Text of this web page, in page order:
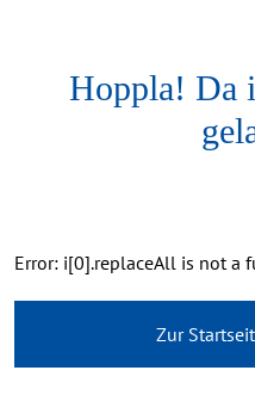
Hoppla! Da
Error: i[0].replaceAll is not a
Zur